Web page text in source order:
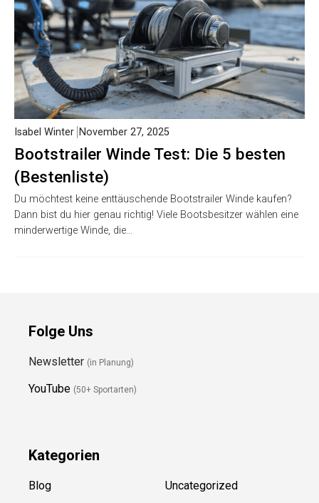
Bootstrailer Winde Test: Die 5 besten
(Bestenliste)
Isabel Winter November 27, 2025
Du möchtest keine enttäuschende Bootstrailer Winde kaufen?
Dann bist du hier genau richtig! Viele Bootsbesitzer wählen eine
minderwertige Winde, die…
Folge Uns
Newsletter (in Planung)
YouTube (50+ Sportarten)
Kategorien
Blog Uncategorized